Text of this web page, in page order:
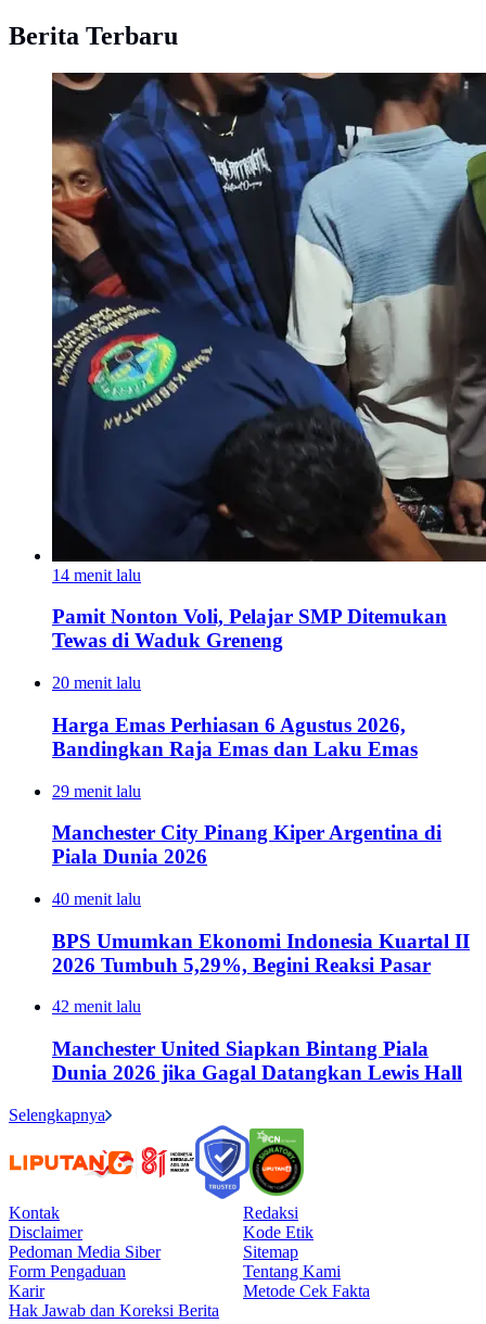
Berita Terbaru
14 menit lalu
Pamit Nonton Voli, Pelajar SMP Ditemukan
Tewas di Waduk Greneng
20 menit lalu
Harga Emas Perhiasan 6 Agustus 2026,
Bandingkan Raja Emas dan Laku Emas
29 menit lalu
Manchester City Pinang Kiper Argentina di
Piala Dunia 2026
40 menit lalu
BPS Umumkan Ekonomi Indonesia Kuartal II
2026 Tumbuh 5,29%, Begini Reaksi Pasar
42 menit lalu
Manchester United Siapkan Bintang Piala
Dunia 2026 jika Gagal Datangkan Lewis Hall
Selengkapnya
Kontak
Redaksi
Disclaimer
Kode Etik
Pedoman Media Siber
Sitemap
Form Pengaduan
Tentang Kami
Karir
Metode Cek Fakta
Hak Jawab dan Koreksi Berita